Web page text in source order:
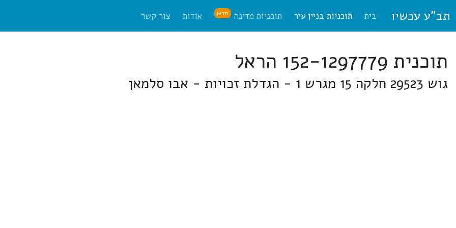
תב"ע עכשיו בית תוכניות בניין עיר תוכניות מדינה חדש אודות צור קשר
תוכנית 152-1297779 הראל
גוש 29523 חלקה 15 מגרש 1 - הגדלת זכויות - אבו סלמאן